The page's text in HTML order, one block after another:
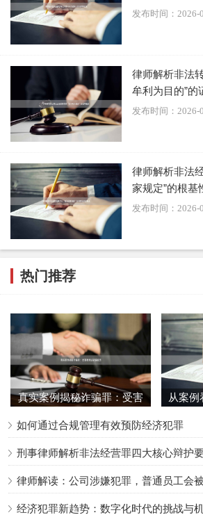
实务操作：
则，反对司法机关将法律未明确禁止的
入“其他严重扰乱市场秩序的行为”这一
2.利用“法不溯及既往”： 如果行为发生
该类行为明确认定为非法经营罪，则不
辩护要点三：精准论证缺乏“主观故意”
核心策略： 证明当事人主观上不明知自
定，不具备犯罪故意。
适用场景： 尤其在经营模式复杂、行业
发布时间：2026-
律师解析非法
牟利为目的”的
发布时间：2026-
律师解析非法
家规定”的根基
发布时间：2026-
热门推荐
真实案例揭秘诈骗罪：受害
从案
如何通过合规管理有效预防经济犯罪
刑事律师解析非法经营罪四大核心辩护
律师解读：公司涉嫌犯罪，普通员工会
经济犯罪新趋势：数字化时代的挑战与